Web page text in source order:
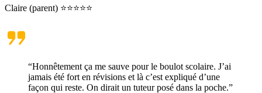
Claire (parent) ⭐⭐⭐⭐⭐
“Honnêtement ça me sauve pour le boulot scolaire. J’ai
jamais été fort en révisions et là c’est expliqué d’une
façon qui reste. On dirait un tuteur posé dans la poche.”